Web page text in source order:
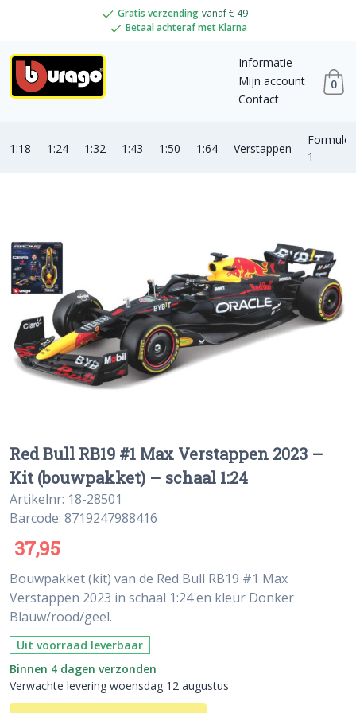
Gratis verzending vanaf € 49
Betaal achteraf met Klarna
Informatie
Mijn account
Contact
0
1:18 1:24 1:32 1:43 1:50 1:64 Verstappen
Formule
1
Red Bull RB19 #1 Max Verstappen 2023 –
Kit (bouwpakket) – schaal 1:24
Artikelnr: 18-28501
Barcode: 8719247988416
37,95
Bouwpakket (kit) van de Red Bull RB19 #1 Max
Verstappen 2023 in schaal 1:24 en kleur Donker
Blauw/rood/geel.
Uit voorraad leverbaar
Binnen 4 dagen verzonden
Verwachte levering woensdag 12 augustus